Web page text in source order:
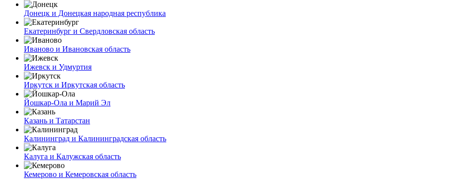
Донецк и Донецкая народная республика
Екатеринбург и Свердловская область
Иваново и Ивановская область
Ижевск и Удмуртия
Иркутск и Иркутская область
Йошкар-Ола и Марий Эл
Казань и Татарстан
Калининград и Калининградская область
Калуга и Калужская область
Кемерово и Кемеровская область